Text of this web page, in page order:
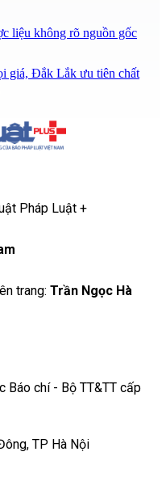
liệu không rõ nguồn gốc
giá, Đắk Lắk ưu tiên chất
Pháp Luật +
trang: Trần Ngọc Hà
Báo chí - Bộ TT&TT cấp
TP Hà Nội